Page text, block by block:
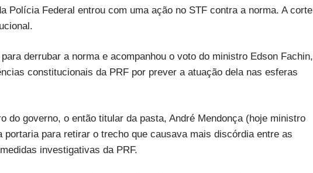
Polícia Federal entrou com uma ação no STF contra a norma. A
derrubar a norma e acompanhou o voto do ministro Edson Fachin,
constitucionais da PRF por prever a atuação dela nas esferas
do governo, o então titular da pasta, André Mendonça (hoje ministro
portaria para retirar o trecho que causava mais discórdia entre as
investigativas da PRF.